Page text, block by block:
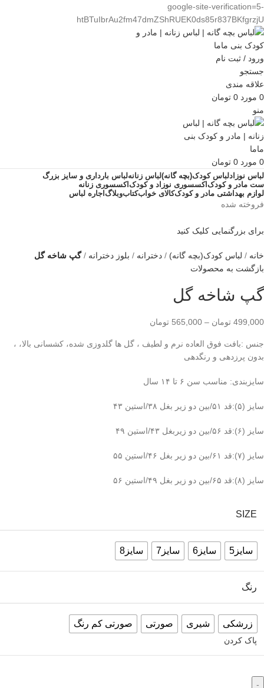
google-site-verification=5-
htBTuIbrAu2fm47dmZShRUEK0ds85r837BKfgrzjU
ورود / ثبت نام
جستجو
علاقه مندی
0 مورد 0 تومان
منو
0 مورد 0 تومان
لباس نوزادلباس کودک(بچه گانه)لباس زنانهلباس بارداری و سایز بزرگ
ست مادر و کودک اکسسوری نوزاد و کودک اکسسوری زنانه
لوازم بهداشتی مادر و کودککالای خوابکتابوبلاگ اجاره لباس
فروخته شده
برای بزرگنمایی کلیک کنید
خانه لباس کودک(بچه گانه) دخترانه بلوز دخترانه
گپ شاخه گل
بازگشت به محصولات
گپ شاخه گل
499,000 تومان –
565,000 تومان
جنس :بافت فوق العاده نرم و لطیف ، گل ها گلدوزی شده، کشسانی بالا، ،
بدون پرزدهی و رنگدهی
سایزبندی: مناسب سن ۶ تا ۱۴ سال
سایز (۸):قد ۶۵/بین دو زیر بغل ۴۹/استین ۵۶
SIZE
سایز5 سایز6 سایز7 سایز8
رنگ
زرشکی شیری صورتی صورتی کم رنگ
پاک کردن